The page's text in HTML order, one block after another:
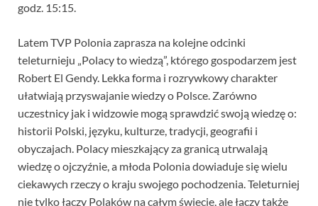
godz. 15:15.
Latem TVP Polonia zaprasza na kolejne odcinki
teleturnieju „Polacy to wiedzą”, którego gospodarzem jest
Robert El Gendy. Lekka forma i rozrywkowy charakter
ułatwiają przyswajanie wiedzy o Polsce. Zarówno
uczestnicy jak i widzowie mogą sprawdzić swoją wiedzę o:
historii Polski, języku, kulturze, tradycji, geografii i
obyczajach. Polacy mieszkający za granicą utrwalają
wiedzę o ojczyźnie, a młoda Polonia dowiaduje się wielu
ciekawych rzeczy o kraju swojego pochodzenia. Teleturniej
nie tylko łączy Polaków na całym świecie, ale łączy także